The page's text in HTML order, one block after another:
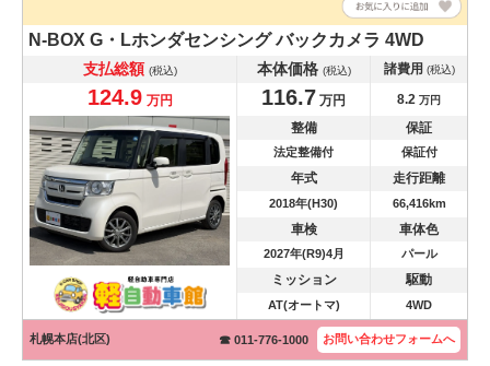
N-BOX G・Lホンダセンシング バックカメラ 4WD
支払総額 (税込) 本体価格 (税込) 諸費用 (税込)
124.9 万円 116.7 万円 8.2 万円
整備 保証
法定整備付 保証付
年式 走行距離
2018年(H30) 66,416km
車検 車体色
2027年(R9)4月 パール
ミッション 駆動
AT(オートマ) 4WD
札幌本店(北区) ☎ 011-776-1000 お問い合わせフォームへ